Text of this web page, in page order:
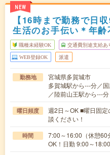
NEW
【16時まで勤務で日
生活のお手伝い＊年齢
職種未経験OK 交通費別途支給あ
WEB登録OK 派遣
勤務地
宮城県多賀城市
多賀城駅から---分／
／陸前山王駅から---分
曜日頻度
週2日～OK ■曜日固
談ください！
時間
7:00～16:00（休憩60
OK！日勤 9:00～